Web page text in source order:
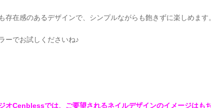
存在感のあるデザインで、シンプルながらも飽きずに楽しめます。
ーでお試しくださいね♪
オCenblessでは、ご要望されるネイルデザインのイメージはも